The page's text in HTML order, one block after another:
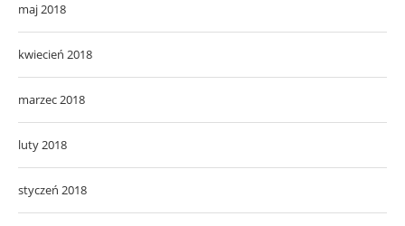
maj 2018
kwiecień 2018
marzec 2018
luty 2018
styczeń 2018